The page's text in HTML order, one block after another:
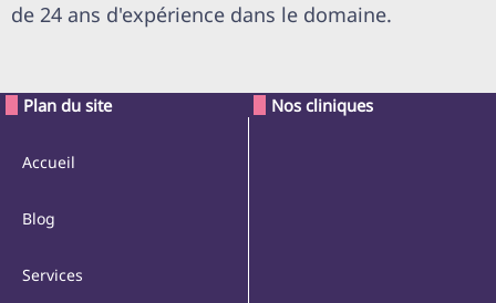
de 24 ans d'expérience dans le domaine.
Plan du site
Accueil
Blog
Services
Nos cliniques